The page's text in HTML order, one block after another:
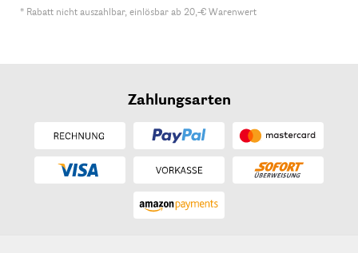
* Rabatt nicht auszahlbar, einlösbar ab 20,-€ Warenwert
Zahlungsarten